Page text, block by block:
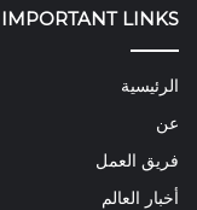
IMPORTANT LINKS
الرئيسية
عن
فريق العمل
أخبار العالم